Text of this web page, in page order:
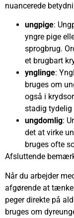
nuancerede
ungpige:
yngre pige
sprogbrug.
et brugbart
ynglinge:
bruges om
også i
stadig tydelig
ungdomlig:
det at virke
bruges ofte
Afsluttende
Når du arbejder
afgørende at
peger direkte på
bruges om